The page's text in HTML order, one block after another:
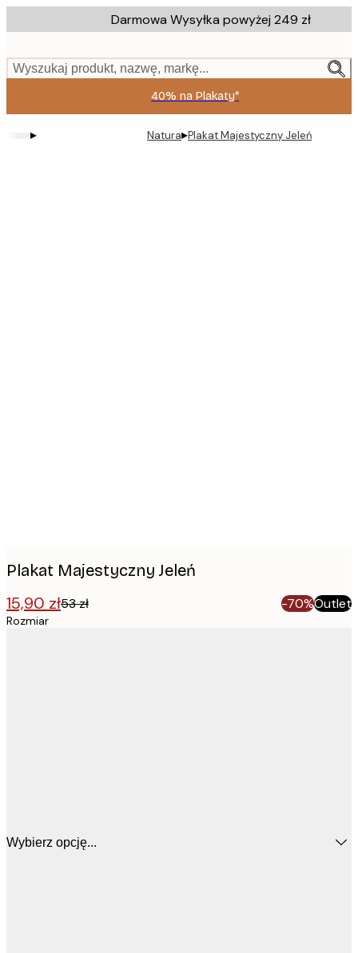
to
content.
Darmowa Wysyłka powyżej 249 zł
Wyszukaj produkt, nazwę, markę...
40% na Plakaty*
▸ Natura▸Plakat Majestyczny Jeleń
Plakat Majestyczny Jeleń
15,90 zł53 zł -70%Outlet
Rozmiar
Wybierz opcję...